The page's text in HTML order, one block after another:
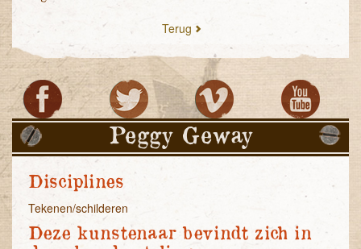
Terug
Peggy Geway
Disciplines
Tekenen/schilderen
Deze kunstenaar bevindt zich in